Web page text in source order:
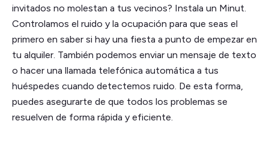
invitados no molestan a tus vecinos? Instala un Minut.
Controlamos el ruido y la ocupación para que seas el
primero en saber si hay una fiesta a punto de empezar en
tu alquiler. También podemos enviar un mensaje de texto
o hacer una llamada telefónica automática a tus
huéspedes cuando detectemos ruido. De esta forma,
puedes asegurarte de que todos los problemas se
resuelven de forma rápida y eficiente.